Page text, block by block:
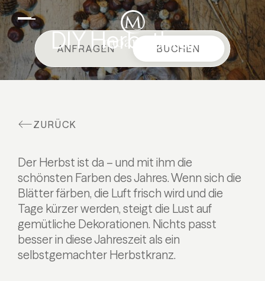
Suiten & Angebote
Familienurlaub
Moar Gut
Bauernhof
Aktiv
DEEN
DIY Herbstkranz
ANFRAGEN BUCHEN
ZURÜCK
Der Herbst ist da – und mit ihm die
schönsten Farben des Jahres. Wenn sich die
Blätter färben, die Luft frisch wird und die
Tage kürzer werden, steigt die Lust auf
gemütliche Dekorationen. Nichts passt
besser in diese Jahreszeit als ein
selbstgemachter Herbstkranz.